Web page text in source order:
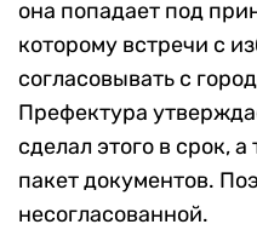
она попадает под
которому встречи с
согласовывать с
Префектура
сделал этого в срок,
пакет документов.
несогласованной.